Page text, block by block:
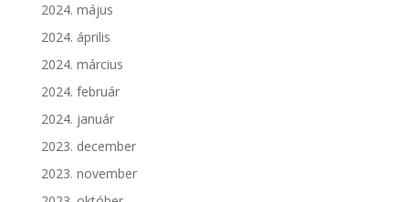
2024. május
2024. április
2024. március
2024. február
2024. január
2023. december
2023. november